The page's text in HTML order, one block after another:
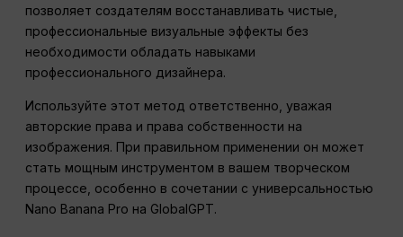
позволяет создателям восстанавливать чистые,
профессиональные визуальные эффекты без
необходимости обладать навыками
профессионального дизайнера.
Используйте этот метод ответственно, уважая
авторские права и права собственности на
изображения. При правильном применении он может
стать мощным инструментом в вашем творческом
процессе, особенно в сочетании с универсальностью
Nano Banana Pro на GlobalGPT.